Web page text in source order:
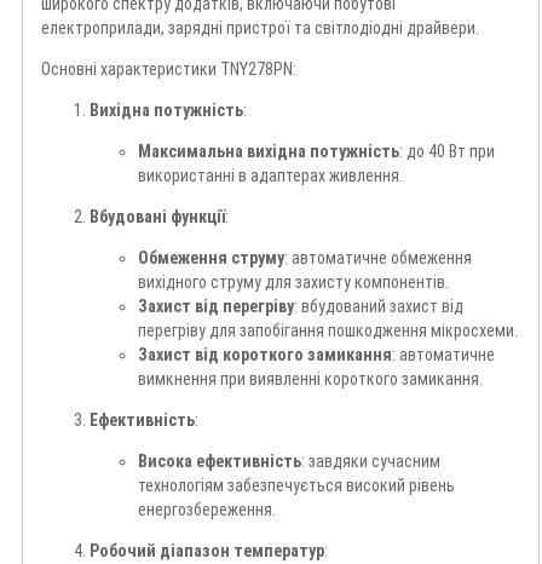
електроприлади, зарядні пристрої та світлодіодні драйвери.
Основні характеристики TNY278PN:
Вихідна потужність:
Максимальна вихідна потужність: до 40 Вт при
використанні в адаптерах живлення.
Вбудовані функції:
Обмеження струму: автоматичне обмеження
вихідного струму для захисту компонентів.
Захист від перегріву: вбудований захист від
перегріву для запобігання пошкодження мікросхеми.
Захист від короткого замикання: автоматичне
вимкнення при виявленні короткого замикання.
Ефективність:
Висока ефективність: завдяки сучасним
технологіям забезпечується високий рівень
енергозбереження.
Робочий діапазон температур: